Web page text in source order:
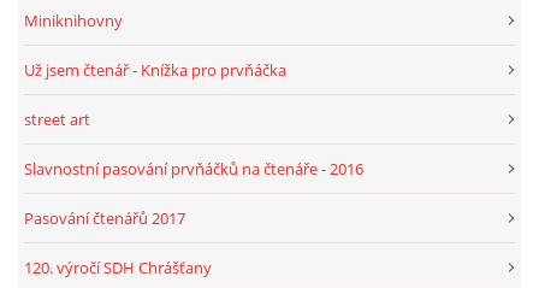
Miniknihovny
Už jsem čtenář - Knížka pro prvňáčka
street art
Slavnostní pasování prvňáčků na čtenáře - 2016
Pasování čtenářů 2017
120. výročí SDH Chrášťany